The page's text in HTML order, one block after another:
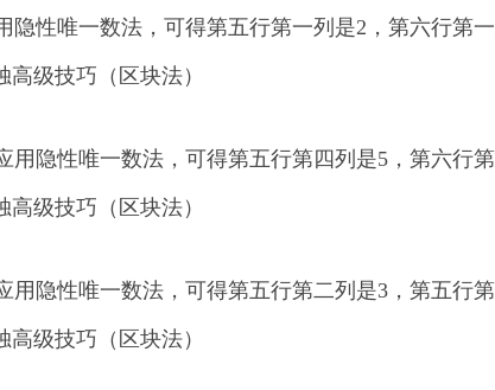
隐性唯一数法，可得第五行第一列是2，第六行第
用隐性唯一数法，可得第五行第四列是5，第六行
用隐性唯一数法，可得第五行第二列是3，第五行